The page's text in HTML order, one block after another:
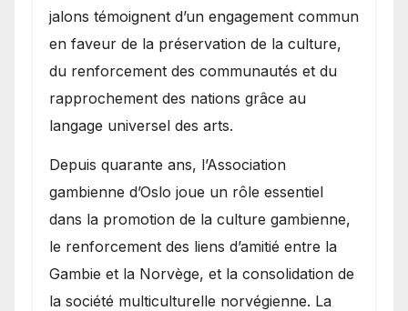
jalons témoignent d’un engagement commun
en faveur de la préservation de la culture,
du renforcement des communautés et du
rapprochement des nations grâce au
langage universel des arts.
​Depuis quarante ans, l’Association
gambienne d’Oslo joue un rôle essentiel
dans la promotion de la culture gambienne,
le renforcement des liens d’amitié entre la
Gambie et la Norvège, et la consolidation de
la société multiculturelle norvégienne. La